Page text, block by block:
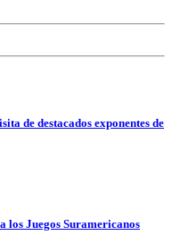
de destacados exponentes de
los Juegos Suramericanos